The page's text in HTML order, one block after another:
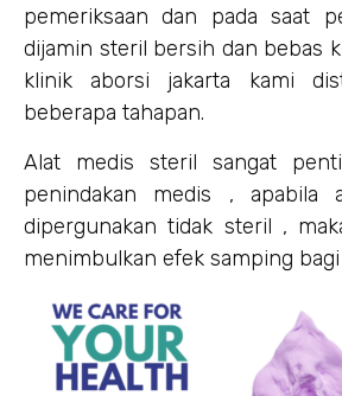
pemeriksaan dan pada saat
dijamin steril bersih dan bebas
klinik aborsi jakarta kami
beberapa tahapan.
Alat medis steril sangat
penindakan medis , apabila
dipergunakan tidak steril ,
menimbulkan efek samping